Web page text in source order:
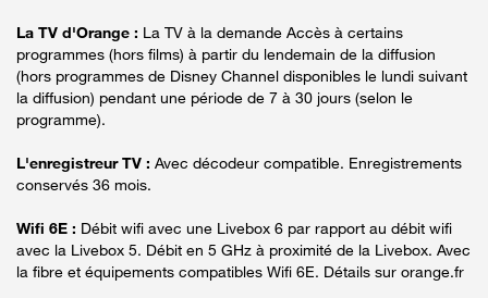
La TV d'Orange : La TV à la demande Accès à certains
programmes (hors films) à partir du lendemain de la diffusion
(hors programmes de Disney Channel disponibles le lundi suivant
la diffusion) pendant une période de 7 à 30 jours (selon le
programme).
L'enregistreur TV : Avec décodeur compatible. Enregistrements
conservés 36 mois.
Wifi 6E : Débit wifi avec une Livebox 6 par rapport au débit wifi
avec la Livebox 5. Débit en 5 GHz à proximité de la Livebox. Avec
la fibre et équipements compatibles Wifi 6E. Détails sur orange.fr